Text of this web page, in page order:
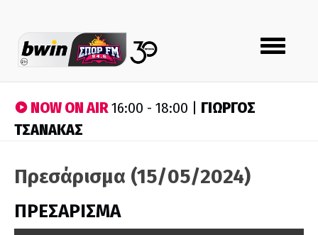
Toggle
navigation
NOW ON AIR16:00 - 18:00 | ΓΙΩΡΓΟΣ
ΤΣΑΝΑΚΑΣ
Πρεσάρισμα (15/05/2024)
ΠΡΕΣΑΡΙΣΜΑ